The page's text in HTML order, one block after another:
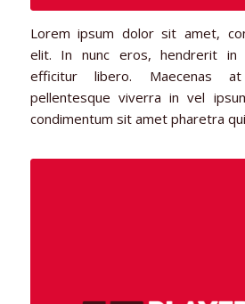
Lorem ipsum dolor sit amet,
elit. In nunc eros, hendrerit in
efficitur libero. Maecenas
pellentesque viverra in vel
condimentum sit amet pharetra